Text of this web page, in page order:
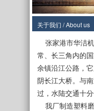
关于我们 / About us
张家港市华洁机
常、长三角内的
余镇沿江公路，
阴长江大桥。与
过，水陆交通十分
我厂制造塑料